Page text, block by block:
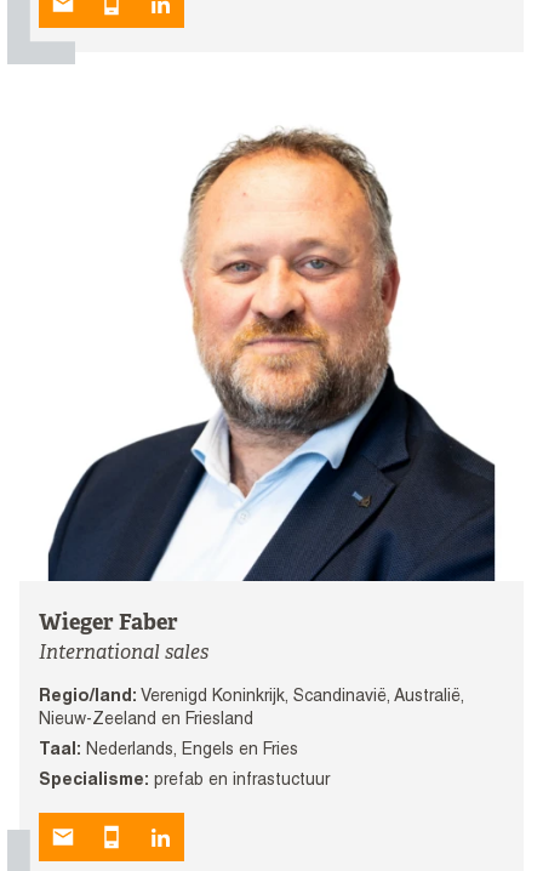
Wieger Faber
International sales
Regio/land: Verenigd Koninkrijk, Scandinavië, Australië,
Nieuw-Zeeland en Friesland
Taal: Nederlands, Engels en Fries
Specialisme: prefab en infrastuctuur